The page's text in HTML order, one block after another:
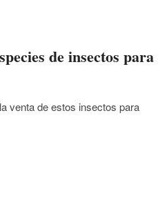
de insectos
venta de estos insectos para